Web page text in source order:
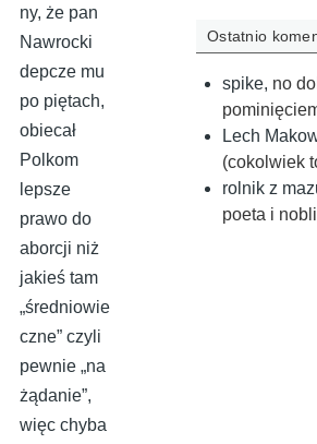
ny, że pan
Nawrocki
depcze mu
po piętach,
obiecał
Polkom
lepsze
prawo do
aborcji niż
jakieś tam
„średniowie
czne” czyli
pewnie „na
żądanie”,
więc chyba
Ostatnio
spike, no
Lech
(cokolwiek
rolnik z
poeta i